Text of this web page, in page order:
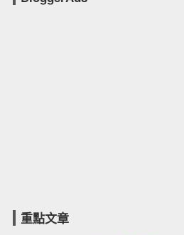
重點文章